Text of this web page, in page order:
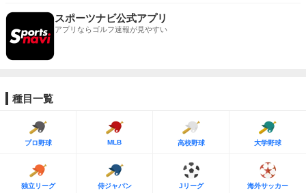
スポーツナビ公式アプリ
アプリならゴルフ速報が見やすい
種目一覧
プロ野球 MLB 高校野球 大学野球
独立リーグ 侍ジャパン Jリーグ 海外サッカー